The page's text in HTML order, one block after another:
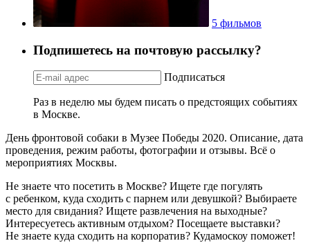
5 фильмов
Подпишетесь на почтовую рассылку?
Подписаться
Раз в неделю мы будем писать о предстоящих событиях
в Москве.
День фронтовой собаки в Музее Победы 2020. Описание, дата
проведения, режим работы, фотографии и отзывы. Всё о
мероприятиях Москвы.
Не знаете что посетить в Москве? Ищете где погулять
с ребенком, куда сходить с парнем или девушкой? Выбираете
место для свидания? Ищете развлечения на выходные?
Интересуетесь активным отдыхом? Посещаете выставки?
Не знаете куда сходить на корпоратив? Кудамоскоу поможет!